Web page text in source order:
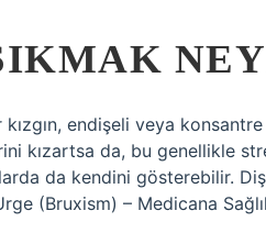
kızgın, endişeli veya
kızartsa da, bu genellikle
da kendini gösterebilir.
(Bruxism) – Medicana